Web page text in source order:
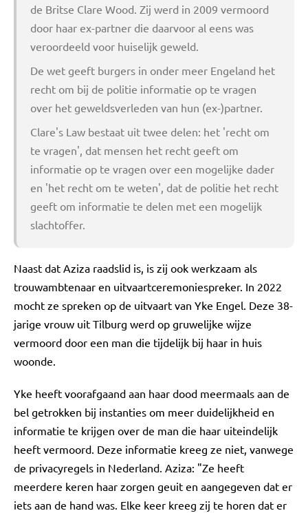
de Britse Clare Wood. Zij werd in 2009 vermoord
door haar ex-partner die daarvoor al eens was
veroordeeld voor huiselijk geweld.
De wet geeft burgers in onder meer Engeland het
recht om bij de politie informatie op te vragen
over het geweldsverleden van hun (ex-)partner.
Clare's Law bestaat uit twee delen: het 'recht om
te vragen', dat mensen het recht geeft om
informatie op te vragen over een mogelijke dader
en 'het recht om te weten', dat de politie het recht
geeft om informatie te delen met een mogelijk
slachtoffer.
Naast dat Aziza raadslid is, is zij ook werkzaam als
trouwambtenaar en uitvaartceremoniespreker. In 2022
mocht ze spreken op de uitvaart van Yke Engel. Deze 38-
jarige vrouw uit Tilburg werd op gruwelijke wijze
vermoord door een man die tijdelijk bij haar in huis
woonde.
Yke heeft voorafgaand aan haar dood meermaals aan de
bel getrokken bij instanties om meer duidelijkheid en
informatie te krijgen over de man die haar uiteindelijk
heeft vermoord. Deze informatie kreeg ze niet, vanwege
de privacyregels in Nederland. Aziza: "Ze heeft
meerdere keren haar zorgen geuit en aangegeven dat er
iets aan de hand was. Elke keer kreeg zij te horen dat er